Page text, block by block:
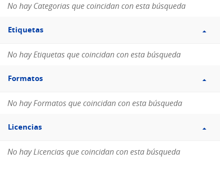
No hay Categorias que coincidan con esta búsqueda
Filtro
Etiquetas
Etiquetas
No hay Etiquetas que coincidan con esta búsqueda
Filtro
Formatos
Formatos
No hay Formatos que coincidan con esta búsqueda
Filtro
Licencias
Licencias
No hay Licencias que coincidan con esta búsqueda